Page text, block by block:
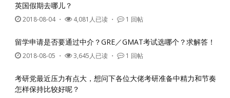
英国假期去哪儿？
2018-08-04・ 4,081人已读 ・ 1 回帖
留学申请是否要通过中介？GRE／GMAT考试选哪个？求解答！
2018-08-05 ・ 3,645人已读 ・ 1 回帖
考研党最近压力有点大，想问下各位大佬考研准备中精力和节奏
怎样保持比较好呢？